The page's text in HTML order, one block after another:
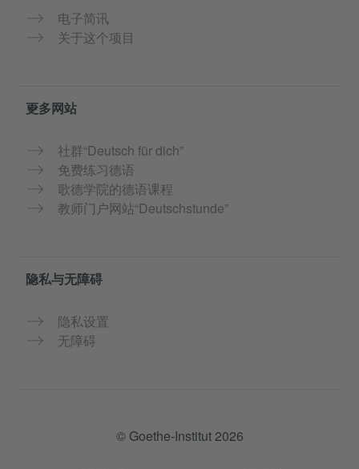
电子简讯
关于这个项目
更多网站
社群“Deutsch für dich”
免费练习德语
歌德学院的德语课程
教师门户网站“Deutschstunde”
隐私与无障碍
隐私设置
无障碍
© Goethe-Institut 2026